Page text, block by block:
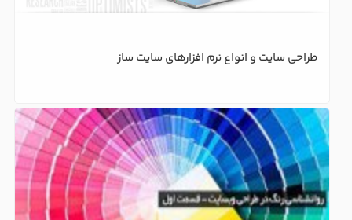
طراحی سایت و انواع نرم افزارهای سایت ساز